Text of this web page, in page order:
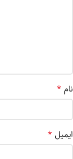
نام *
ایمیل *